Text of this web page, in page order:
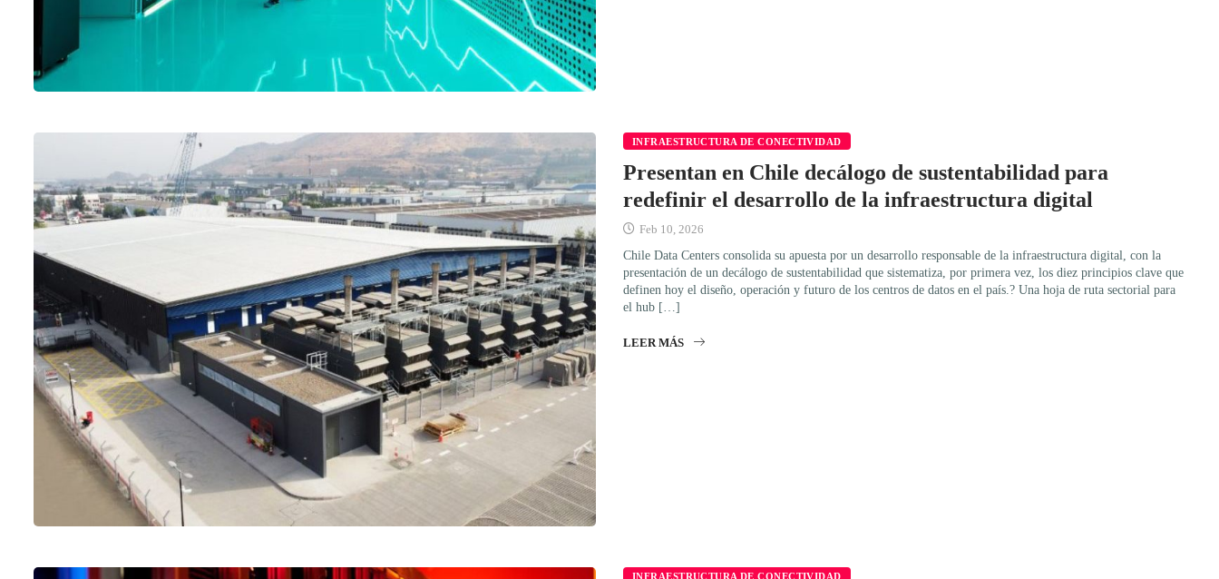
INFRAESTRUCTURA DE CONECTIVIDAD
Presentan en Chile decálogo de sustentabilidad para
redefinir el desarrollo de la infraestructura digital
Feb 10, 2026
Chile Data Centers consolida su apuesta por un desarrollo responsable de la infraestructura digital, con la
presentación de un decálogo de sustentabilidad que sistematiza, por primera vez, los diez principios clave que
definen hoy el diseño, operación y futuro de los centros de datos en el país.? Una hoja de ruta sectorial para
el hub […]
LEER MÁS
INFRAESTRUCTURA DE CONECTIVIDAD